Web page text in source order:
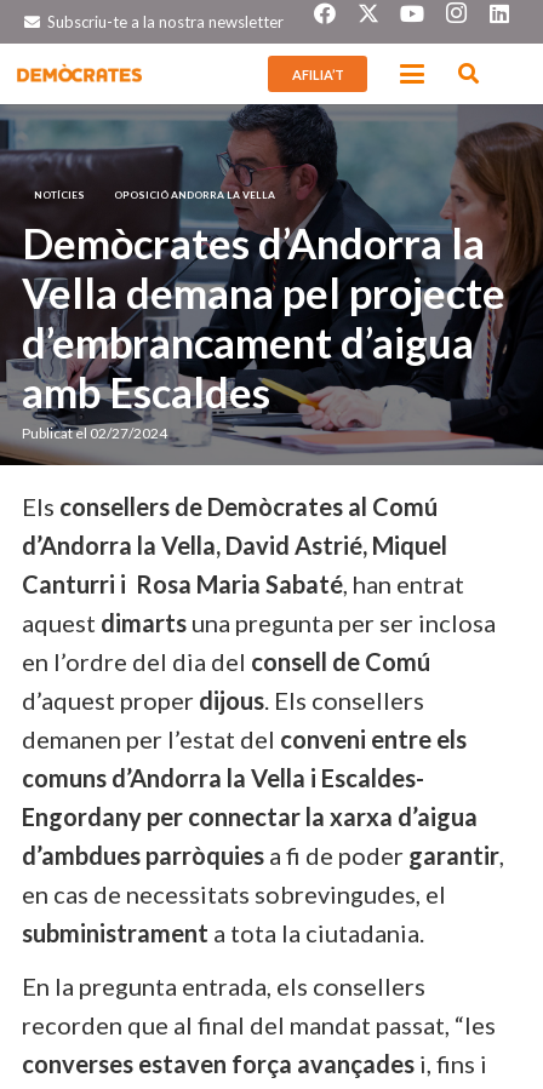
Subscriu-te a la nostra newsletter
AFILIA’T
NOTÍCIES OPOSICIÓ ANDORRA LA VELLA
Demòcrates d’Andorra la
Vella demana pel projecte
d’embrancament d’aigua
amb Escaldes
Publicat el 02/27/2024
Els consellers de Demòcrates al Comú
d’Andorra la Vella, David Astrié, Miquel
Canturri i Rosa Maria Sabaté, han entrat
aquest dimarts una pregunta per ser inclosa
en l’ordre del dia del consell de Comú
d’aquest proper dijous. Els consellers
demanen per l’estat del conveni entre els
comuns d’Andorra la Vella i Escaldes-
Engordany per connectar la xarxa d’aigua
d’ambdues parròquies a fi de poder garantir,
en cas de necessitats sobrevingudes, el
subministrament a tota la ciutadania.
En la pregunta entrada, els consellers
recorden que al final del mandat passat, “les
converses estaven força avançades i, fins i